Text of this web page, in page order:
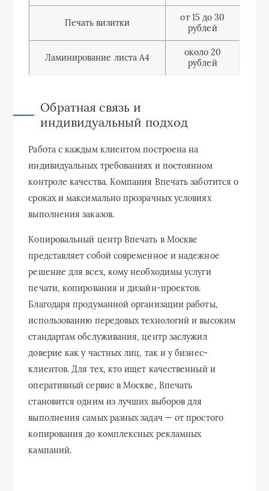
Печать визитки
от 15 до 30
рублей
Ламинирование листа А4
около 20
рублей
Обратная связь и
индивидуальный подход
Работа с каждым клиентом построена на
индивидуальных требованиях и постоянном
контроле качества. Компания Впечать заботится о
сроках и максимально прозрачных условиях
выполнения заказов.
Копировальный центр Впечать в Москве
представляет собой современное и надежное
решение для всех, кому необходимы услуги
печати, копирования и дизайн-проектов.
Благодаря продуманной организации работы,
использованию передовых технологий и высоким
стандартам обслуживания, центр заслужил
доверие как у частных лиц, так и у бизнес-
клиентов. Для тех, кто ищет качественный и
оперативный сервис в Москве, Впечать
становится одним из лучших выборов для
выполнения самых разных задач — от простого
копирования до комплексных рекламных
кампаний.